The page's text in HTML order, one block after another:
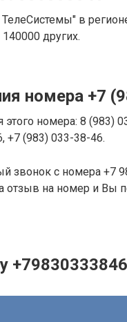
в
других.
номера +7
номера: 8 (983)
+7 (983) 033-38-46.
звонок с номера +7
отзыв на номер и
+79830333846